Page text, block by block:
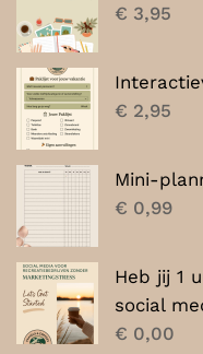
€ 3,95
€ 2,95
Mini-
€ 0,99
Heb jij 1
social
€ 0,00